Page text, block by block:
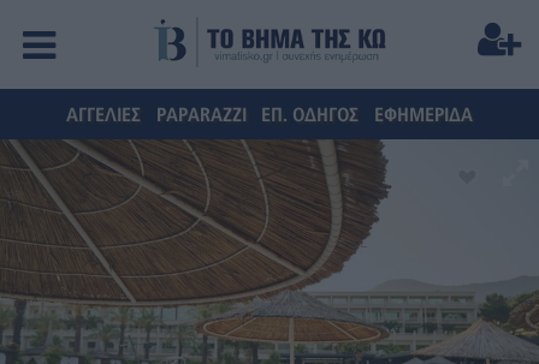
ΑΓΓΕΛΙΕΣ PAPARAZZI ΕΠ. ΟΔΗΓΟΣ ΕΦΗΜΕΡΙΔΑ